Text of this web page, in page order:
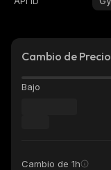
Cambio de Precio
Bajo
Cambio de 1h